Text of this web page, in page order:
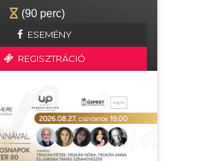
(90 perc)
ESEMÉNY
REGISZTRÁCIÓ